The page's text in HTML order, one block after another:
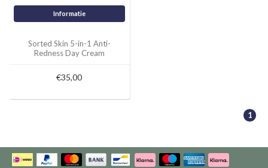
Informatie
Sorted Skin 5-in-1 Anti-
Redness Day Cream
€35,00
1